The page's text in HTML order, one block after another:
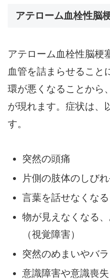
アテローム血栓性脳
アテローム血栓性脳梗
血管を詰まらせること
環が悪くなることから
が現れます。症状は、
す。
突然の頭痛
片側の肢体のしび
言葉を話せなくなる
物が見えなくなる
（視覚障害）
突然のめまいやバ
意識障害や意識喪失